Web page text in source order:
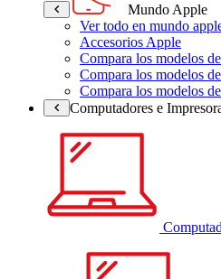
Mundo Apple
Ver todo en mundo
Accesorios Apple
Compara los modelos
Compara los modelos
Compara los modelos
Computadores e